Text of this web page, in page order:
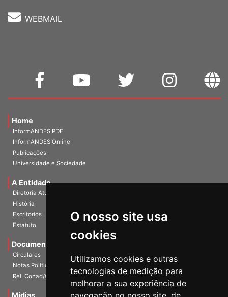
O nosso site usa
cookies
Utilizamos cookies e outras
tecnologias de medição para
melhorar a sua experiência de
WEBMAIL
Home
InformANDES PDF
InformANDES Online
Publicações
Universidade e Sociedade
A Entidade
Diretoria Atual
História
Escritórios
Estatuto
Documentos
Circulares
Notas Políticas
Rel. Conad/Congresso
Mídias